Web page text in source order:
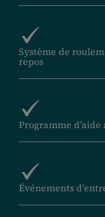
Système de
repos
Programme d’aide
Événements